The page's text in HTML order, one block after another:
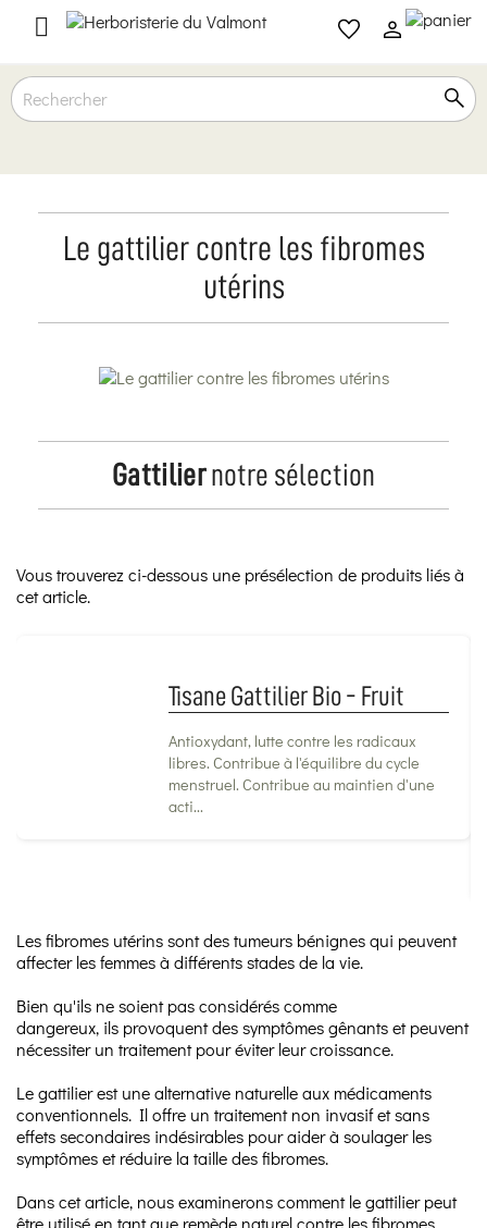

Le gattilier contre les fibromes
utérins
Gattiliernotre sélection
Vous trouverez ci-dessous une présélection de produits liés à
cet article.
Tisane Gattilier Bio - Fruit
Antioxydant, lutte contre les radicaux
libres. Contribue à l'équilibre du cycle
menstruel. Contribue au maintien d'une
acti...
Les fibromes utérins sont des tumeurs bénignes qui peuvent
affecter les femmes à différents stades de la vie.
Bien qu'ils ne soient pas considérés comme
dangereux, ils provoquent des symptômes gênants et peuvent
nécessiter un traitement pour éviter leur croissance.
Le gattilier est une alternative naturelle aux médicaments
conventionnels. Il offre un traitement non invasif et sans
effets secondaires indésirables pour aider à soulager les
symptômes et réduire la taille des fibromes.
Dans cet article, nous examinerons comment le gattilier peut
être utilisé en tant que remède naturel contre les fibromes